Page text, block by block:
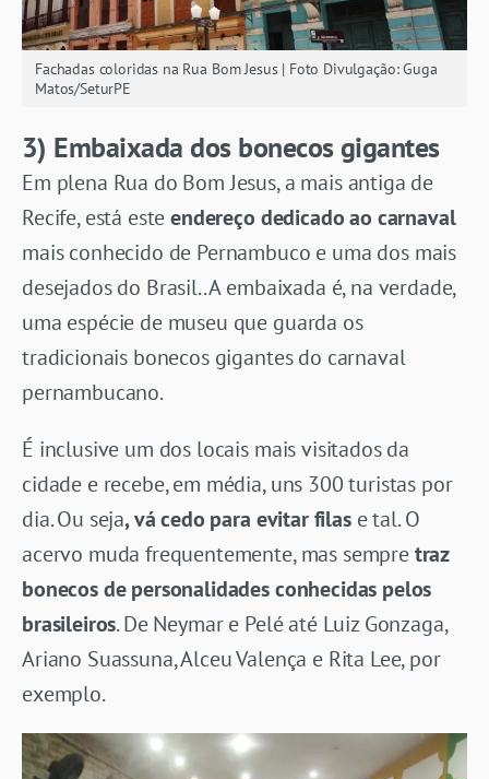
Fachadas coloridas na Rua Bom Jesus | Foto Divulgação: Guga
Matos/SeturPE
3) Embaixada dos bonecos gigantes
Em plena Rua do Bom Jesus, a mais antiga de
Recife, está esteendereço dedicado ao carnaval
mais conhecido de Pernambuco e uma dos mais
desejados do Brasil.. A embaixada é, na verdade,
uma espécie de museu que guarda os
tradicionais bonecos gigantes do carnaval
pernambucano.
É inclusive um dos locais mais visitados da
cidade e recebe, em média, uns 300 turistas por
dia. Ou seja, vá cedo para evitar filase tal. O
acervo muda frequentemente, mas sempretraz
bonecos de personalidades conhecidas pelos
brasileiros. De Neymar e Pelé até Luiz Gonzaga,
Ariano Suassuna, Alceu Valença e Rita Lee, por
exemplo.